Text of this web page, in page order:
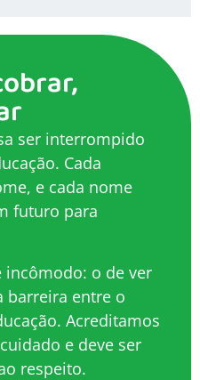
ser interrompido
Cada
e cada nome
futuro para
incômodo: o de ver
barreira entre o
Acreditamos
e deve ser
respeito.